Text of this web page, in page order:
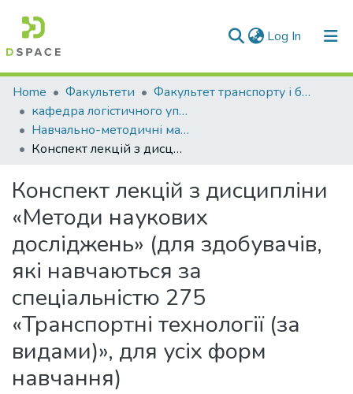
Log In (current)
Communities & Collections
All of DSpace
Statistics
Home Факультети
Факультет транспорту і будівництва
кафедра логістичного управління та безпеки руху на транспорті
Навчально-методичні матеріали (КЛУБРТ)
Конспект лекцій з дисципліни «Методи наукових досліджень» (для здобувачів, які навчаються за спеціальністю 275 «Транспортні технології (за видами)», для усіх форм навчання)
Конспект лекцій з дисципліни
«Методи наукових
досліджень» (для здобувачів,
які навчаються за
спеціальністю 275
«Транспортні технології (за
видами)», для усіх форм
навчання)